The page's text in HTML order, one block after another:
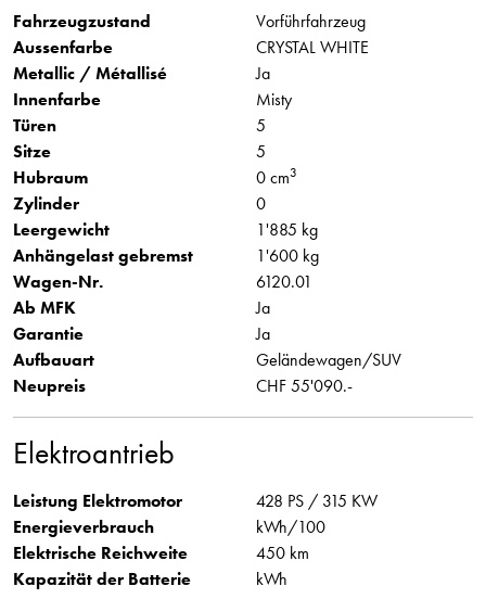
Fahrzeugzustand
Vorführfahrzeug
Aussenfarbe
CRYSTAL WHITE
Metallic / Métallisé
Ja
Innenfarbe
Misty
Türen
5
Sitze
5
Hubraum
0 cm3
Zylinder
0
Leergewicht
1'885 kg
Anhängelast gebremst
1'600 kg
Wagen-Nr.
6120.01
Ab MFK
Ja
Garantie
Ja
Aufbauart
Geländewagen/SUV
Neupreis
CHF 55'090.-
Elektroantrieb
Leistung Elektromotor
428 PS / 315 KW
Energieverbrauch
kWh/100
Elektrische Reichweite
450 km
Kapazität der Batterie
kWh